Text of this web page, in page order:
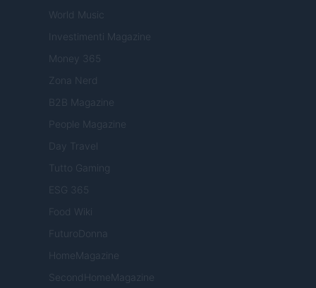
World Music
Investimenti Magazine
Money 365
Zona Nerd
B2B Magazine
People Magazine
Day Travel
Tutto Gaming
ESG 365
Food Wiki
FuturoDonna
HomeMagazine
SecondHomeMagazine